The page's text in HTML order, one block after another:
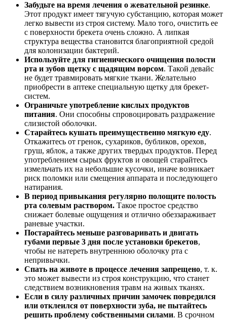
Забудьте на время лечения о жевательной резинке.
Этот продукт имеет тягучую субстанцию, которая может
легко вывести из строя систему. Мало того, очистить ее
с поверхности брекета очень сложно. А липкая
структура вещества становится благоприятной средой
для колонизации бактерий.
Используйте для гигиенического очищения полости
рта и зубов щетку с щадящим ворсом. Такой девайс
не будет травмировать мягкие ткани. Желательно
приобрести в аптеке специальную щетку для брекет-
систем.
Ограничьте употребление кислых продуктов
питания. Они способны спровоцировать раздражение
слизистой оболочки.
Старайтесь кушать преимущественно мягкую еду.
Откажитесь от гренок, сухариков, бубликов, орехов,
груш, яблок, а также других твердых продуктов. Перед
употреблением сырых фруктов и овощей старайтесь
измельчать их на небольшие кусочки, иначе возникает
риск поломки или смещения аппарата и последующего
натирания.
В период привыкания регулярно полощите полость
рта солевым раствором. Такое простое средство
снижает болевые ощущения и отлично обеззараживает
раневые участки.
Постарайтесь меньше разговаривать и двигать
губами первые 3 дня после установки брекетов,
чтобы не натереть внутреннюю оболочку рта с
непривычки.
Спать на животе в процессе лечения запрещено, т. к.
это может вывести из строя конструкцию, что станет
следствием возникновения травм на живых тканях.
Если в силу различных причин замочек повредился
или отклеился от поверхности зуба, не пытайтесь
решить проблему собственными силами. В срочном